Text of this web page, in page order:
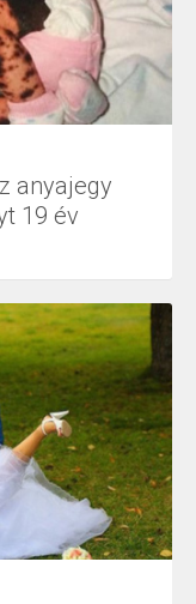
anyajegy
19 év